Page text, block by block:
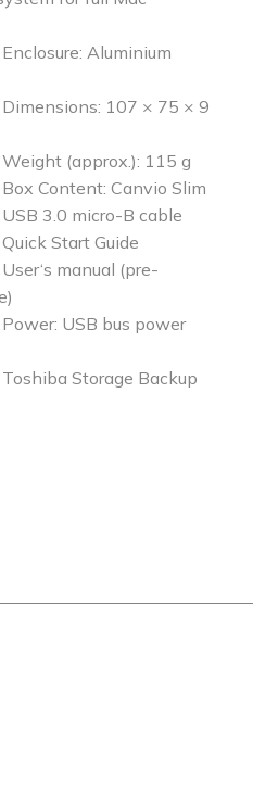
Enclosure: Aluminium
Dimensions: 107 × 75 × 9
Weight (approx.): 115 g
Box Content: Canvio Slim
USB 3.0 micro-B cable
Quick Start Guide
User‘s manual (pre-
Power: USB bus power
Toshiba Storage Backup